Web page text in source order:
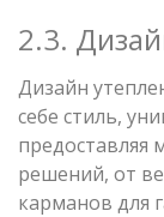
2.3.
Дизайн
себе стиль,
предоставляя
решений, от
карманов для